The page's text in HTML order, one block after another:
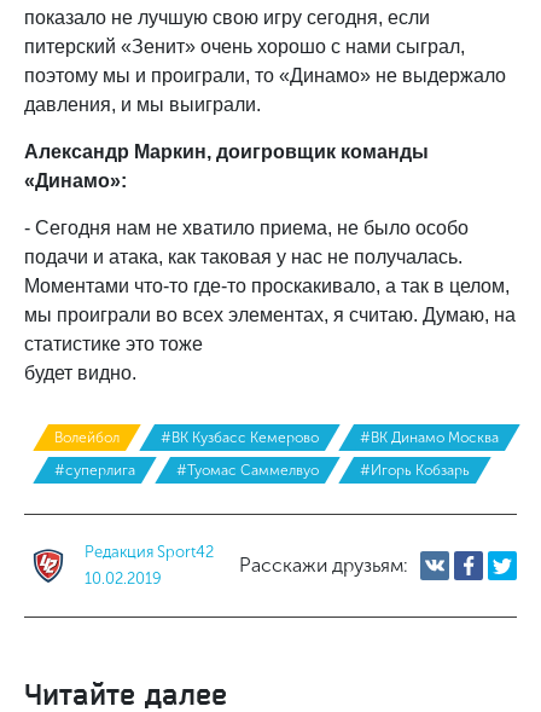
показало не лучшую свою игру сегодня, если
питерский «Зенит» очень хорошо с нами сыграл,
поэтому мы и проиграли, то «Динамо» не выдержало
давления, и мы выиграли.
Александр Маркин, доигровщик команды
«Динамо»:
- Сегодня нам не хватило приема, не было особо
подачи и атака, как таковая у нас не получалась.
Моментами что-то где-то проскакивало, а так в целом,
мы проиграли во всех элементах, я считаю. Думаю, на
статистике это тоже
будет видно.
Волейбол #ВК Кузбасс Кемерово
#ВК Динамо Москва
#суперлига
#Туомас Саммелвуо #Игорь Кобзарь
Редакция Sport42
10.02.2019
Расскажи друзьям:
Читайте далее